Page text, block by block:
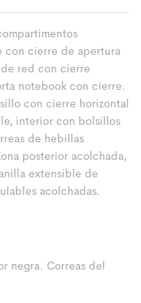
con cierre de apertura
red con cierre
notebook con cierre.
con cierre horizontal
interior con bolsillos
de hebillas
posterior acolchada,
extensible de
acolchadas.
negra. Correas del